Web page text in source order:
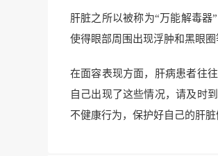
肝脏之所以被称为“万能解毒器
使得眼部周围出现浮肿和黑眼圈
在面容表现方面，肝病患者往
自己出现了这些情况，请及时
不健康行为，保护好自己的肝脏